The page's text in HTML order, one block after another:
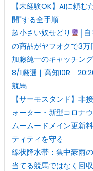
【未経験OK】AIに頼
開"する全手順
超小さい奴せどり
│
の商品がヤフオクで3万
加藤純一のキャッチン
8/1厳選｜高知10R｜
競馬
【サーモスタンド】非
ォーター・新型コロナ
ムームードメイン更新
ティティを守る
線状降水帯：集中豪雨
当てる競馬ではなく回